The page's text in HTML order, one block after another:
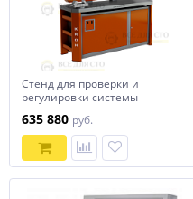
Стенд для проверки и
регулировки системы
635 880 руб.